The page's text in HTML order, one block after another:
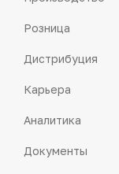
Розница
Дистрибуция
Карьера
Аналитика
Документы